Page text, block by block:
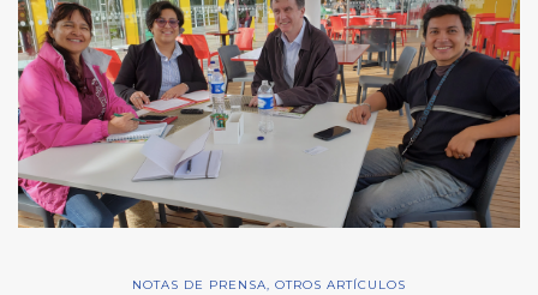
NOTAS DE PRENSA, OTROS ARTÍCULOS